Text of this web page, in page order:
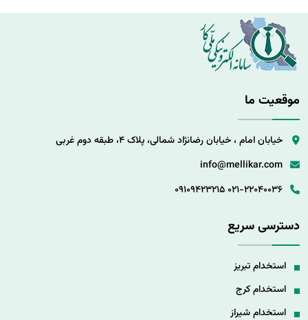
موقعیت ما
خیابان امام ، خیابان رضانژاد شمالی، پلاک 4، طبقه دوم غربی
info@mellikar.com
021-22040036
09109423215
دسترسی سریع
استخدام تبریز
استخدام کرج
استخدام شیراز